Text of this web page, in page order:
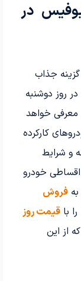
در
جذاب
روز دوشنبه
شاپ معرفی خواهد
کارکرده
و شرایط
خودرو
فروش
با قیمت روز
از این